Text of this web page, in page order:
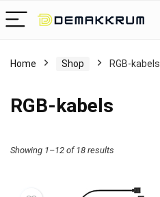
Home Shop RGB-kabels
RGB-kabels
Showing 1–12 of 18 results